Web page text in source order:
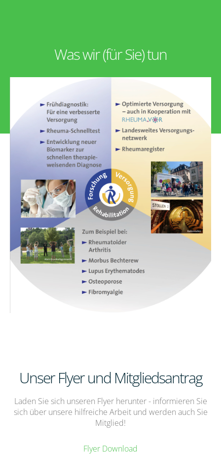
Was wir (für Sie) tun
Unser Flyer und Mitgliedsantrag
Laden Sie sich unseren Flyer herunter - informieren Sie
sich über unsere hilfreiche Arbeit und werden auch Sie
Mitglied!
Flyer Download